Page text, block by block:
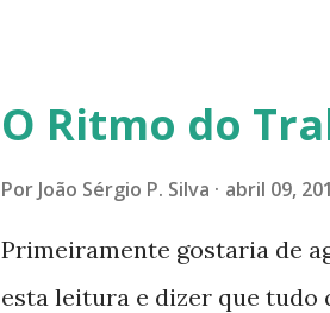
tocando os círculos
formando um círculo cada
CONSAGRAÇÃO DO
Presença que me envolve
O Ritmo do
Por João Sérgio P. Silva abril 09,
Primeiramente gostaria de
esta leitura e dizer que tudo